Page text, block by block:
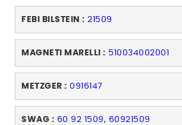
FEBI BILSTEIN : 21509
MAGNETI MARELLI : 510034002001
METZGER : 0916147
SWAG : 60 92 1509, 60921509